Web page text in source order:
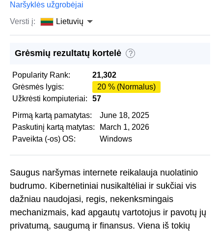
Naršyklės užgrobėjai
Versti į:
Lietuvių
Grėsmių rezultatų kortelė ?
Popularity Rank:
21,302
Grėsmės lygis:
20 % (Normalus)
Užkrėsti kompiuteriai:
57
Pirmą kartą pamatytas:
June 18, 2025
Paskutinį kartą matytas:
March 1, 2026
Paveikta (-os) OS:
Windows
Saugus naršymas internete reikalauja nuolatinio
budrumo. Kibernetiniai nusikaltėliai ir sukčiai vis
dažniau naudojasi, regis, nekenksmingais
mechanizmais, kad apgautų vartotojus ir pavotų jų
privatumą, saugumą ir finansus. Viena iš tokių